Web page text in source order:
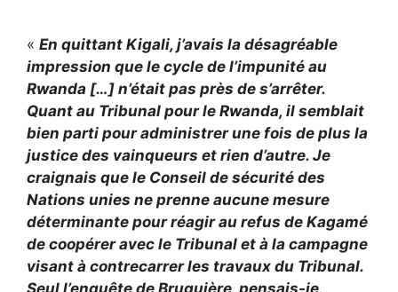
« En quittant Kigali, j’avais la désagréable
impression que le cycle de l’impunité au
Rwanda […] n’était pas près de s’arrêter.
Quant au Tribunal pour le Rwanda, il semblait
bien parti pour administrer une fois de plus la
justice des vainqueurs et rien d’autre. Je
craignais que le Conseil de sécurité des
Nations unies ne prenne aucune mesure
déterminante pour réagir au refus de Kagamé
de coopérer avec le Tribunal et à la campagne
visant à contrecarrer les travaux du Tribunal.
Seul l’enquête de Bruguière, pensais-je,